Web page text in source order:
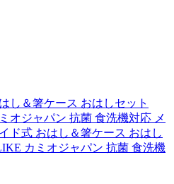
し＆箸ケース おはしセット
オジャパン 抗菌 食洗機対応 メ
ド式 おはし＆箸ケース おはし
カミオジャパン 抗菌 食洗機